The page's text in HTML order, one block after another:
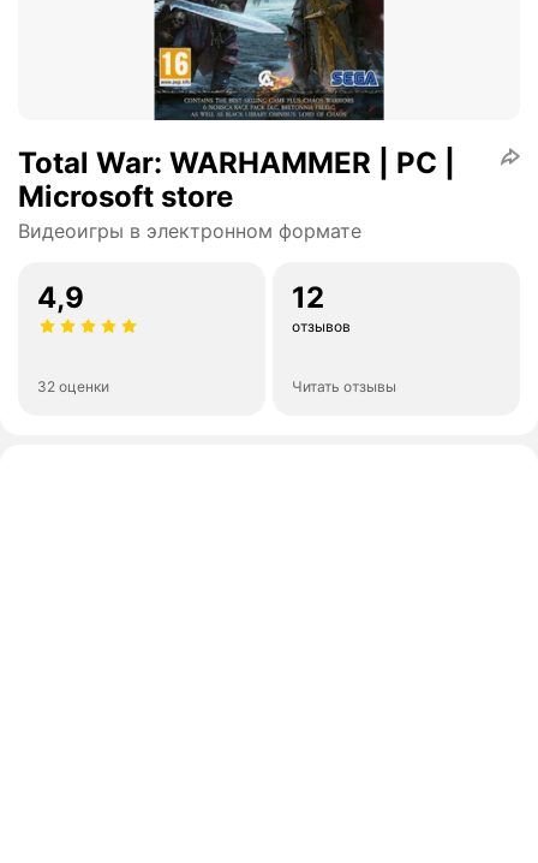
Total War: WARHAMMER | PC |
Microsoft store
Видеоигры в электронном формате
4,9
32 оценки
12
отзывов
Читать отзывы